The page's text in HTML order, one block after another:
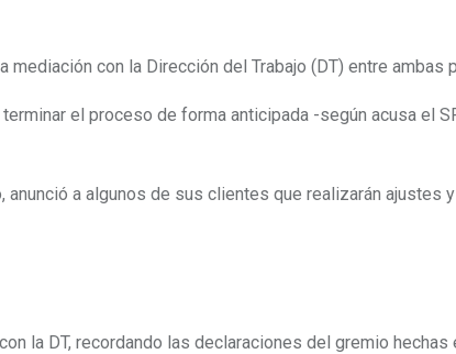
con la Dirección del Trabajo (DT) entre ambas
el proceso de forma anticipada -según acusa el
a algunos de sus clientes que realizarán ajustes
la DT, recordando las declaraciones del gremio